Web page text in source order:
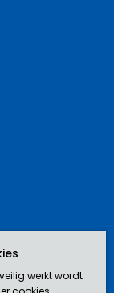
werkt wordt